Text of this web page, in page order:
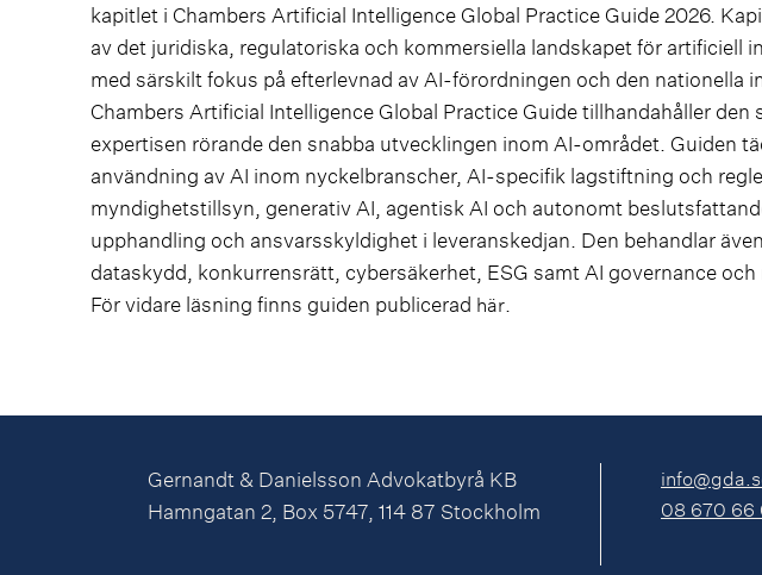
kapitlet i Chambers Artificial Intelligence Global Practice Guide 2026.
av det juridiska, regulatoriska och kommersiella landskapet för artificiell
med särskilt fokus på efterlevnad av AI-förordningen och den nationella
Chambers Artificial Intelligence Global Practice Guide tillhandahåller den
expertisen rörande den snabba utvecklingen inom AI-området. Guiden
användning av AI inom nyckelbranscher, AI-specifik lagstiftning och
myndighetstillsyn, generativ AI, agentisk AI och autonomt
upphandling och ansvarsskyldighet i leveranskedjan. Den behandlar
dataskydd, konkurrensrätt, cybersäkerhet, ESG samt AI governance och
För vidare läsning finns guiden publicerad här.
Gernandt & Danielsson Advokatbyrå KB
Hamngatan 2, Box 5747, 114 87 Stockholm
08 670 66